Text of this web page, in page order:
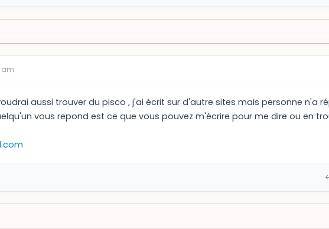
am
aussi trouver du pisco , j'ai écrit sur d'autre sites mais personne n'a
vous repond est ce que vous pouvez m'écrire pour me dire ou en